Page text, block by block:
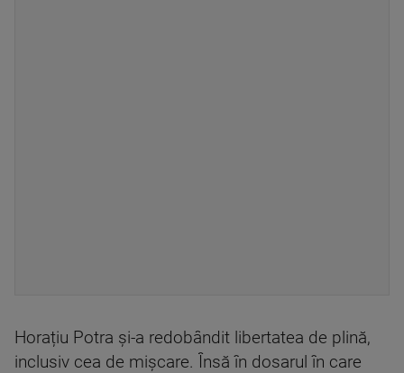
Horațiu Potra și-a redobândit libertatea de plină,
inclusiv cea de mișcare. Însă în dosarul în care